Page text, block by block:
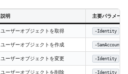
説明 主要パラメータ
ユーザーオブジェクトを取得 -Identity
ユーザーオブジェクトを作成 -
ユーザーオブジェクトを変更 -Identity
ユーザーオブジェクトを削除 -Identity